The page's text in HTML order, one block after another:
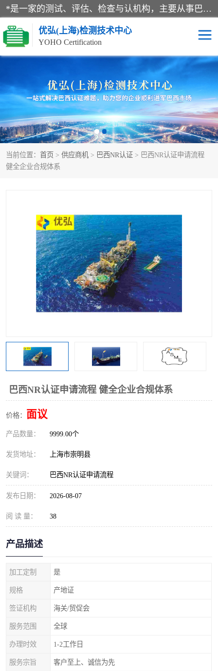
*是一家的测试、评估、检查与认机构，主要从事巴西NR10认证、NR12认证、NR13认证；ANATEL认证、INMTRO认证，欧盟CE认证：MD认证，PED认证，MID认证，ATEX认证，德国蓝色天使认证。
优弘(上海)检测技术中心
YOHO Certification
当前位置： 首页 > 供应商机 > 巴西NR认证 > 巴西NR认证申请流程
健全企业合规体系
巴西NR认证申请流程 健全企业合规体系
价格： 面议
产品数量： 9999.00个
发货地址： 上海市崇明县
关键词： 巴西NR认证申请流程
发布日期： 2026-08-07
阅 读 量： 38
产品描述
加工定制 是
规格 产地证
签证机构 海关/贸促会
服务范围 全球
办理时效 1-2工作日
服务宗旨 客户至上、诚信为先
RECYCLASS认证 NR10认证
NR12认证 NR13认证
ART认证 巴西NR认证
巴西认证 RETIE认证